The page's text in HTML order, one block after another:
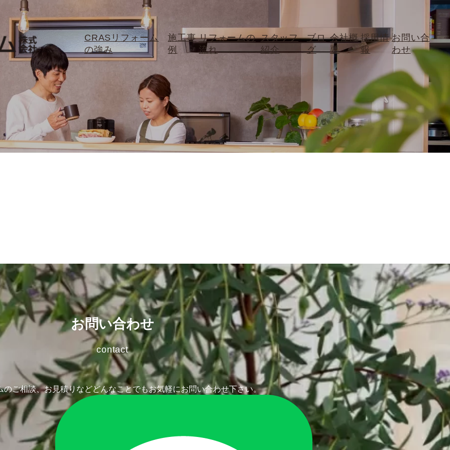
CRASリフォーム
の強み
施工事
例
リフォームの
流れ
スタッフ
紹介
ブロ
グ
会社概
要
採用情
報
お問い合
わせ
お問い合わせ
contact
のご相談、お見積りなどどんなことでもお気軽にお問い合わせ下さい。